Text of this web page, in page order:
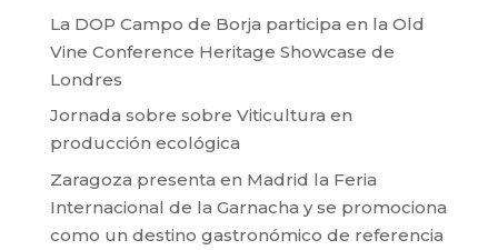
La DOP Campo de Borja participa en la Old
Vine Conference Heritage Showcase de
Londres
Jornada sobre sobre Viticultura en
producción ecológica
Zaragoza presenta en Madrid la Feria
Internacional de la Garnacha y se promociona
como un destino gastronómico de referencia